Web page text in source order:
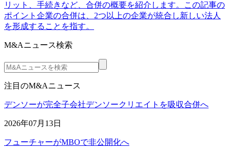
リット、手続きなど、合併の概要を紹介します。この記事の
ポイント企業の合併は、2つ以上の企業が統合し新しい法人
を形成することを指す。
M&Aニュース検索
注目のM&Aニュース
デンソーが完全子会社デンソークリエイトを吸収合併へ
2026年07月13日
フューチャーがMBOで非公開化へ